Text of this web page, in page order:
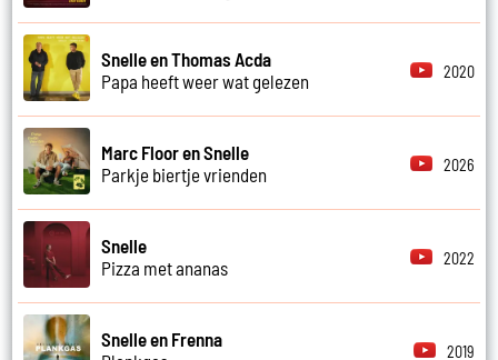
Snelle en Thomas Acda
Papa heeft weer wat gelezen
2020
Marc Floor en Snelle
Parkje biertje vrienden
2026
Snelle
Pizza met ananas
2022
Snelle en Frenna
2019